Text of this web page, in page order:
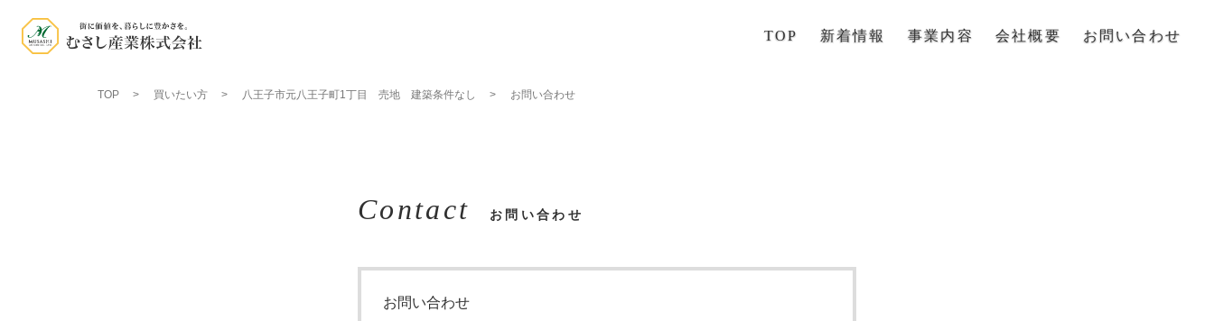
TOP 新着情報 事業内容 会社概要 お問い合わせ
TOP 買いたい方 八王子市元八王子町1丁目 売地 建築条件なし お問い合わせ
Contact お問い合わせ
お問い合わせ